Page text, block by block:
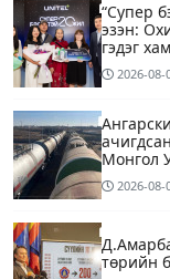
“Супер
эзэн:
гэдэг
2026-08-
Монгол
2026-08-
төрийн